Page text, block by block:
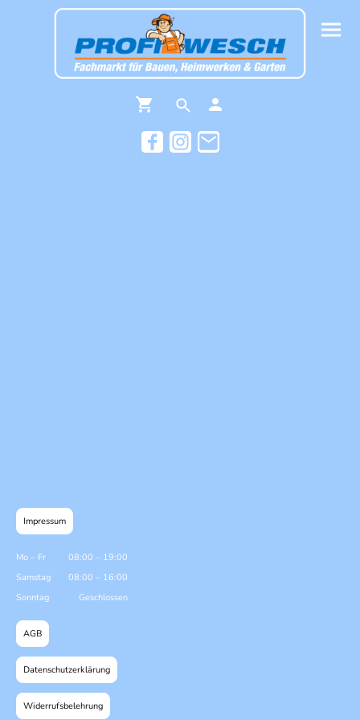
Impressum
Mo – Fr 08:00 – 19:00
Samstag
08:00 – 16:00
Sonntag
Geschlossen
AGB
Datenschutzerklärung
Widerrufsbelehrung